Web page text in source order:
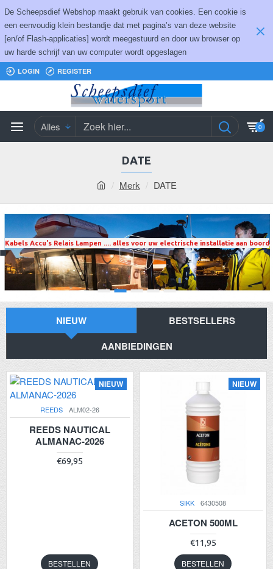
De Scheepsdief Webshop maakt gebruik van cookies. Een cookie is
een eenvoudig klein bestandje dat met pagina’s van deze website
[en/of Flash-applicaties] wordt meegestuurd en door uw browser op
uw harde schrijf van uw computer wordt opgeslagen
LOGIN REGISTER
Alles 0
Merk DATE
DATE
Kabels Accu's Relais Lampen .... alles voor uw electrische installatie aan boord
NIEUW
BESTSELLERS
AANBIEDINGEN
NIEUW
REEDS ALM02-26
REEDS NAUTICAL
ALMANAC-2026
€69,95
BESTELLEN
NIEUW
SIKK 6430508
ACETON 500ML
€11,95
BESTELLEN